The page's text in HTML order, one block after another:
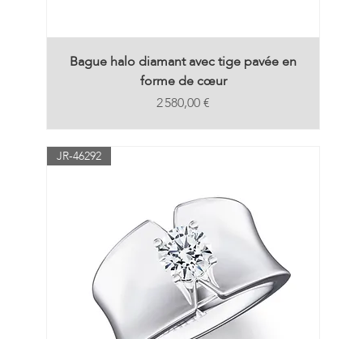
Bague halo diamant avec tige pavée en
forme de cœur
Prix
2 580,00 €
JR-46292